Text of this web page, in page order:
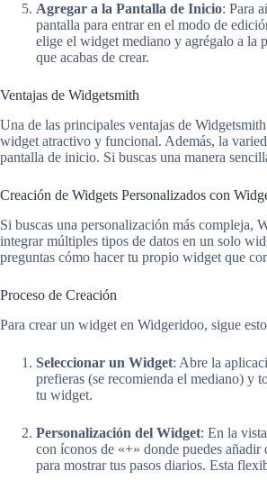
Agregar a la Pantalla de Inicio: Para
pantalla para entrar en el modo de
elige el widget mediano y agrégalo a la
que acabas de crear.
Ventajas de Widgetsmith
Una de las principales ventajas de
widget atractivo y funcional. Además, la
pantalla de inicio. Si buscas una manera
Creación de Widgets Personalizados con
Si buscas una personalización más compleja,
integrar múltiples tipos de datos en un solo
preguntas cómo hacer tu propio widget que
Proceso de Creación
Para crear un widget en Widgeridoo, sigue
Seleccionar un Widget: Abre la
prefieras (se recomienda el mediano) y
tu widget.
Personalización del Widget: En la
con íconos de «+» donde puedes
para mostrar tus pasos diarios. Esta